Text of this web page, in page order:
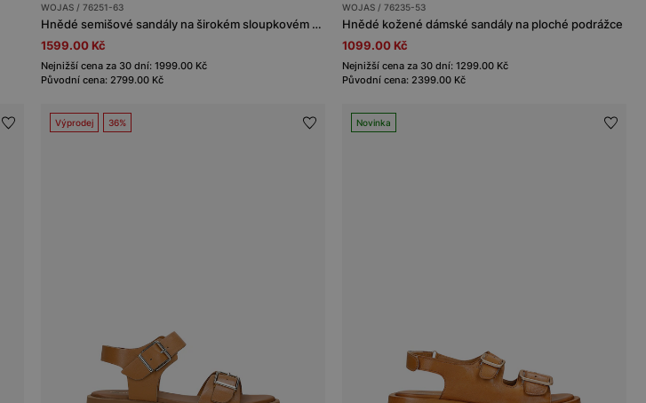
WOJAS / 76251-63
Hnědé semišové sandály na širokém sloupkovém podpatku
1599.00 Kč
Nejnižší cena za 30 dní: 1999.00 Kč
Původní cena: 2799.00 Kč
WOJAS / 76235-53
Hnědé kožené dámské sandály na ploché podrážce
1099.00 Kč
Nejnižší cena za 30 dní: 1299.00 Kč
Původní cena: 2399.00 Kč
Výprodej 36% Novinka